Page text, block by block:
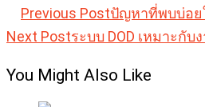
Read
more
articles
Previous Postปัญหาที่พบบ่อย
Next Postระบบ DOD เหมาะกั
You Might Also Like